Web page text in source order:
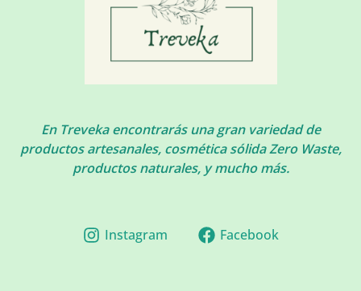
En Treveka encontrarás una gran variedad de
productos artesanales, cosmética sólida Zero Waste,
productos naturales, y mucho más.
Instagram Facebook